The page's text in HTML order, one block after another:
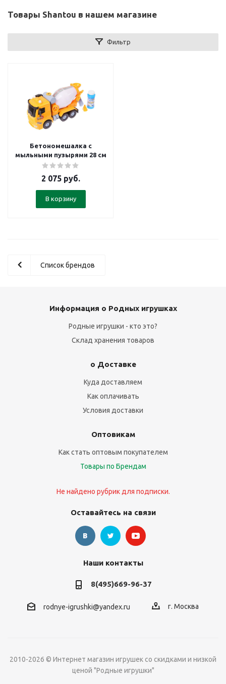
Товары Shantou в нашем магазине
Фильтр
Бетономешалка с
мыльными пузырями 28 см
2 075 руб.
В корзину
Список брендов
Информация о Родных игрушках
Родные игрушки - кто это?
Склад хранения товаров
о Доставке
Куда доставляем
Как оплачивать
Условия доставки
Оптовикам
Как стать оптовым покупателем
Товары по Брендам
Не найдено рубрик для подписки.
Оставайтесь на связи
Наши контакты
8(495)669-96-37
rodnye-igrushki@yandex.ru г. Москва
2010-2026 © Интернет магазин игрушек со скидками и низкой
ценой "Родные игрушки"